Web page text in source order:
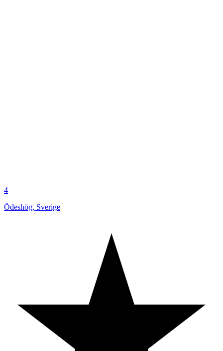
4
Ödeshög, Sverige